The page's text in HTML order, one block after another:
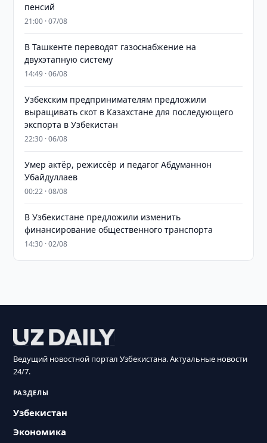
пенсий
21:00 · 07/08
В Ташкенте переводят газоснабжение на
двухэтапную систему
14:49 · 06/08
Узбекским предпринимателям предложили
выращивать скот в Казахстане для последующего
экспорта в Узбекистан
22:30 · 06/08
Умер актёр, режиссёр и педагог Абдуманнон
Убайдуллаев
00:22 · 08/08
В Узбекистане предложили изменить
финансирование общественного транспорта
14:30 · 02/08
Ведущий новостной портал Узбекистана. Актуальные новости
24/7.
РАЗДЕЛЫ
Узбекистан
Экономика